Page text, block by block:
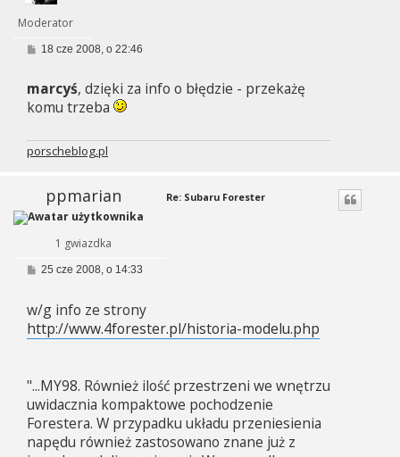
Moderator
P
t
18 cze 2008, o 22:46
marcyś, dzięki za info o błędzie - przekażę
komu trzeba
porscheblog.pl
ppmarian
1 gwiazdka
Re: Subaru Forester
P
t
25 cze 2008, o 14:33
w/g info ze strony
http://www.4forester.pl/historia-modelu.php
"...MY98. Również ilość przestrzeni we wnętrzu
uwidacznia kompaktowe pochodzenie
Forestera. W przypadku układu przeniesienia
napędu również zastosowano znane już z